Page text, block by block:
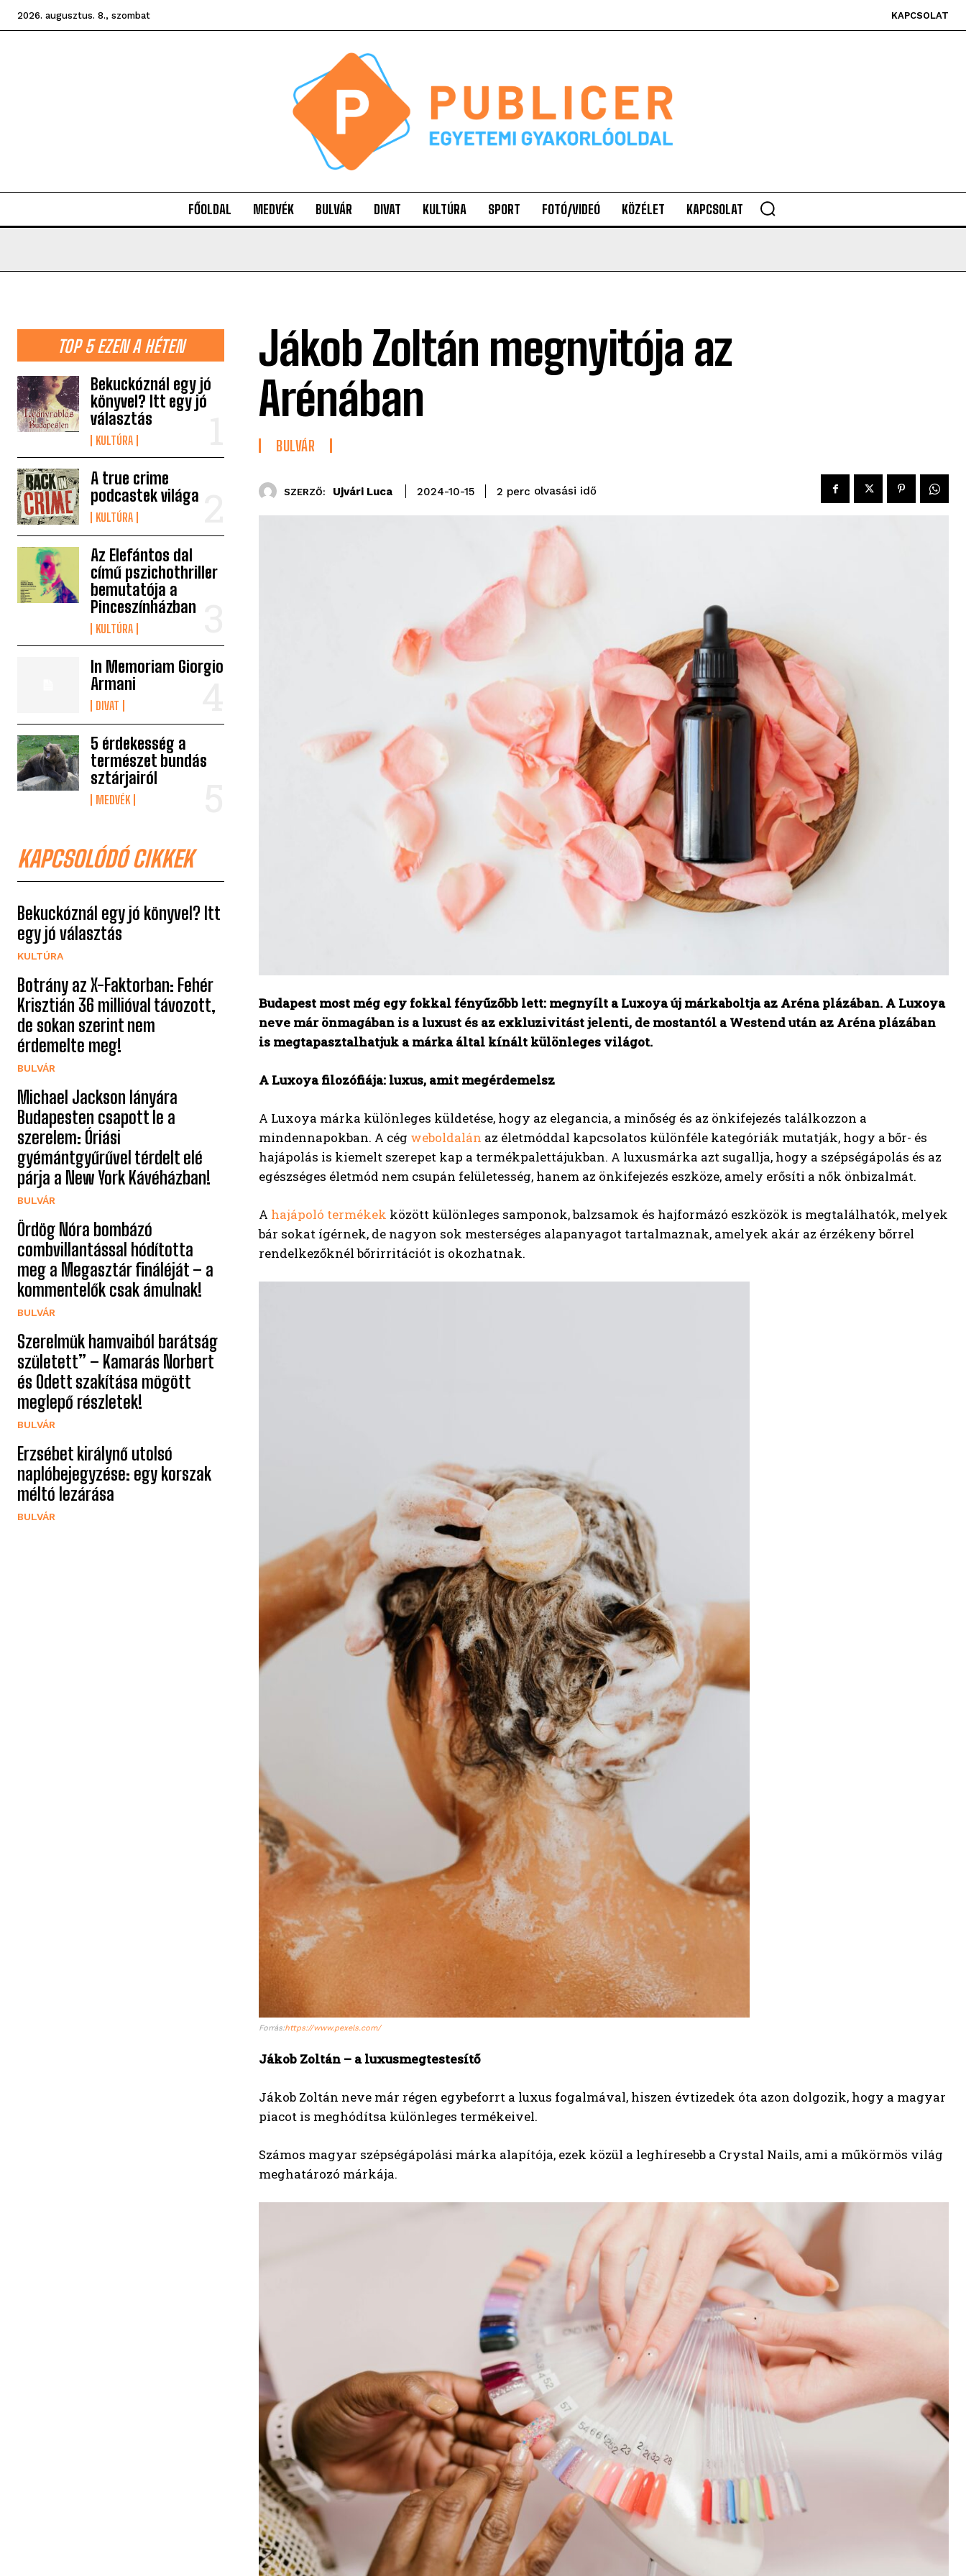
2026. augusztus. 8., szombat KAPCSOLAT
FŐOLDAL MEDVÉK BULVÁR DIVAT KULTÚRA SPORT FOTÓ/VIDEÓ KÖZÉLET KAPCSOLAT
TOP 5 EZEN A HÉTEN
Bekuckóznál egy jó
könyvel? Itt egy jó
választás
KULTÚRA
A true crime
podcastek világa
KULTÚRA
Az Elefántos dal
című pszichothriller
bemutatója a
Pinceszínházban
KULTÚRA
In Memoriam Giorgio
Armani
DIVAT
5 érdekesség a
természet bundás
sztárjairól
MEDVÉK
KAPCSOLÓDÓ CIKKEK
Bekuckóznál egy jó könyvel? Itt
egy jó választás
KULTÚRA
Botrány az X-Faktorban: Fehér
Krisztián 36 millióval távozott,
de sokan szerint nem
érdemelte meg!
BULVÁR
Michael Jackson lányára
Budapesten csapott le a
szerelem: Óriási
gyémántgyűrűvel térdelt elé
párja a New York Kávéházban!
BULVÁR
Ördög Nóra bombázó
combvillantással hódította
meg a Megasztár fináléját – a
kommentelők csak ámulnak!
BULVÁR
Szerelmük hamvaiból barátság
született” – Kamarás Norbert
és Odett szakítása mögött
meglepő részletek!
BULVÁR
Erzsébet királynő utolsó
naplóbejegyzése: egy korszak
méltó lezárása
BULVÁR
Jákob Zoltán megnyitója az
Arénában
BULVÁR
SZERZŐ: Ujvári Luca 2024-10-15 2 perc olvasási idő
Budapest most még egy fokkal fényűzőbb lett: megnyílt a Luxoya új márkaboltja az Aréna plázában. A Luxoya
neve már önmagában is a luxust és az exkluzivitást jelenti, de mostantól a Westend után az Aréna plázában
is megtapasztalhatjuk a márka által kínált különleges világot.
A Luxoya filozófiája: luxus, amit megérdemelsz
A Luxoya márka különleges küldetése, hogy az elegancia, a minőség és az önkifejezés találkozzon a
mindennapokban. A cég weboldalán az életmóddal kapcsolatos különféle kategóriák mutatják, hogy a bőr- és
hajápolás is kiemelt szerepet kap a termékpalettájukban. A luxusmárka azt sugallja, hogy a szépségápolás és az
egészséges életmód nem csupán felületesség, hanem az önkifejezés eszköze, amely erősíti a nők önbizalmát.
A hajápoló termékek között különleges samponok, balzsamok és hajformázó eszközök is megtalálhatók, melyek
bár sokat ígérnek, de nagyon sok mesterséges alapanyagot tartalmaznak, amelyek akár az érzékeny bőrrel
rendelkezőknél bőrirritációt is okozhatnak.
Forrás:https://www.pexels.com/
Jákob Zoltán – a luxusmegtestesítő
Jákob Zoltán neve már régen egybeforrt a luxus fogalmával, hiszen évtizedek óta azon dolgozik, hogy a magyar
piacot is meghódítsa különleges termékeivel.
Számos magyar szépségápolási márka alapítója, ezek közül a leghíresebb a Crystal Nails, ami a műkörmös világ
meghatározó márkája.